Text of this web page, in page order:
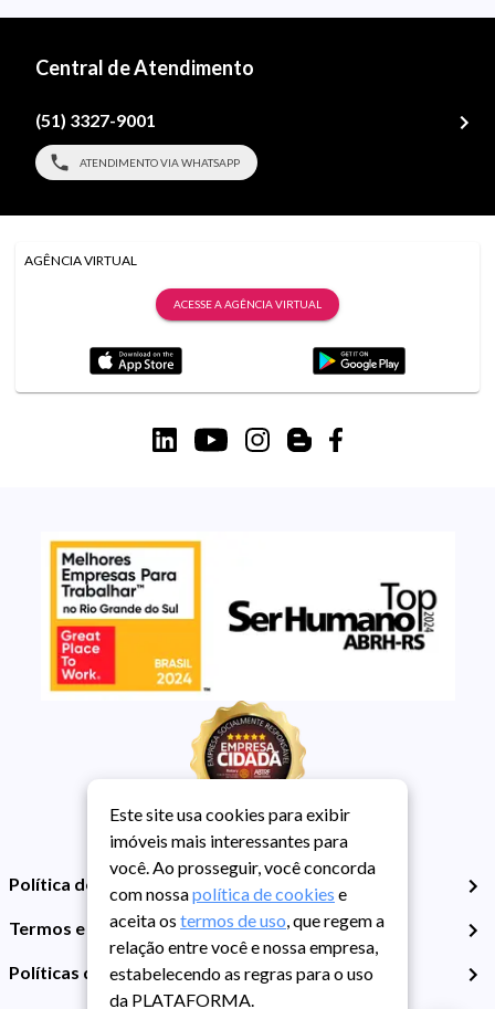
Central de Atendimento
(51) 3327-9001
ATENDIMENTO VIA WHATSAPP
AGÊNCIA VIRTUAL
ACESSE A AGÊNCIA VIRTUAL
Política de Privacidade
Termos e Condições de Uso
Políticas de Cookies
Este site usa cookies para exibir
imóveis mais interessantes para
você. Ao prosseguir, você concorda
com nossapolítica de cookies e
aceita os termos de uso, que regem a
relação entre você e nossa empresa,
estabelecendo as regras para o uso
da PLATAFORMA.